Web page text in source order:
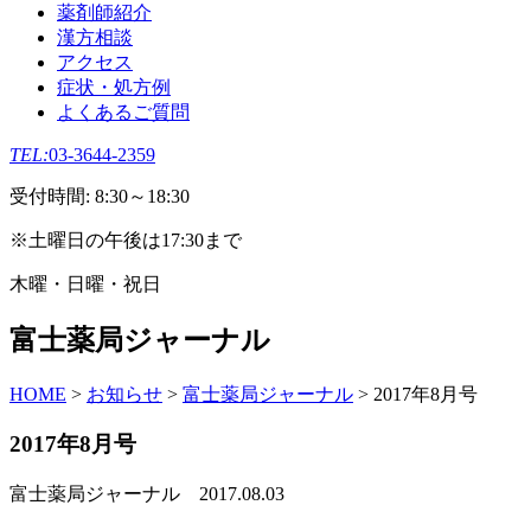
薬剤師紹介
漢方相談
アクセス
症状・処方例
よくあるご質問
TEL:03-3644-2359
受付時間: 8:30～18:30
※土曜日の午後は17:30まで
木曜・日曜・祝日
富士薬局ジャーナル
HOME > お知らせ > 富士薬局ジャーナル > 2017年8月号
2017年8月号
富士薬局ジャーナル 2017.08.03